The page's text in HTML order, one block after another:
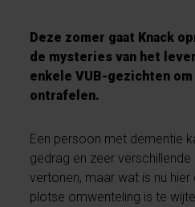
Deze zomer gaat Knack
de mysteries van het
enkele VUB-gezichten
ontrafelen.
Een persoon met dementie
gedrag en zeer
vertonen, maar wat is nu hier
plotse omwenteling is te